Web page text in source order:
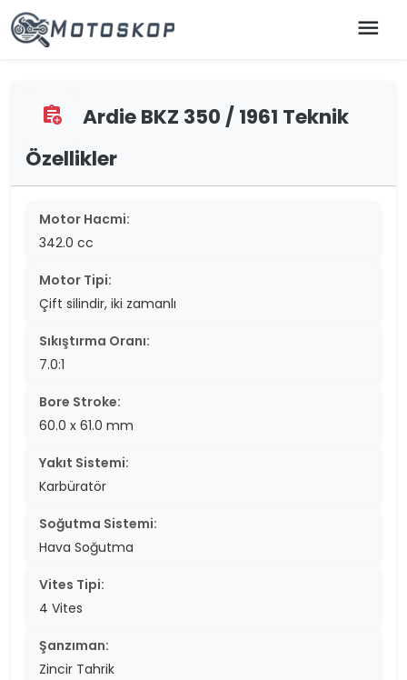
menu
assignment_add
Ardie BKZ 350 / 1961 Teknik
Özellikler
Motor Hacmi:
342.0 cc
Motor Tipi:
Çift silindir, iki zamanlı
Sıkıştırma Oranı:
7.0:1
Bore Stroke:
60.0 x 61.0 mm
Yakıt Sistemi:
Karbüratör
Soğutma Sistemi:
Hava Soğutma
Vites Tipi:
4 Vites
Şanzıman:
Zincir Tahrik